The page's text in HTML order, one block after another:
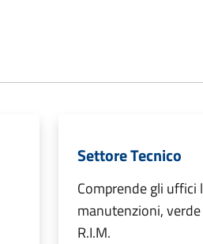
Settore Tecnico
Comprende gli uffici
manutenzioni,
R.I.M.